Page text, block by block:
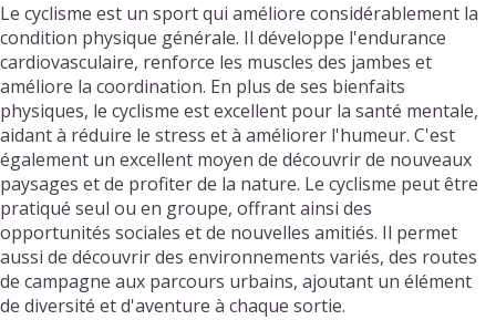
Le cyclisme est un sport qui améliore considérablement la
condition physique générale. Il développe l'endurance
cardiovasculaire, renforce les muscles des jambes et
améliore la coordination. En plus de ses bienfaits
physiques, le cyclisme est excellent pour la santé mentale,
aidant à réduire le stress et à améliorer l'humeur. C'est
également un excellent moyen de découvrir de nouveaux
paysages et de profiter de la nature. Le cyclisme peut être
pratiqué seul ou en groupe, offrant ainsi des
opportunités sociales et de nouvelles amitiés. Il permet
aussi de découvrir des environnements variés, des routes
de campagne aux parcours urbains, ajoutant un élément
de diversité et d'aventure à chaque sortie.